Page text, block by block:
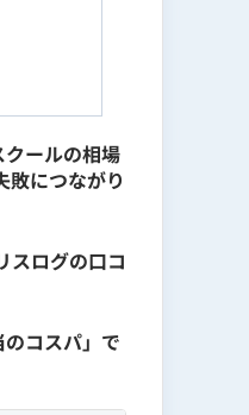
デ
物は
業後
ールの相場
敗につながり
ログの口コ
コスパ」で